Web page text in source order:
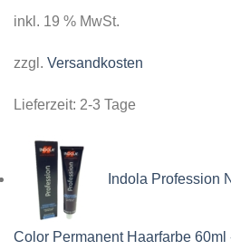
inkl. 19 % MwSt.
zzgl. Versandkosten
Lieferzeit: 2-3 Tage
Indola Profession
Color Permanent Haarfarbe